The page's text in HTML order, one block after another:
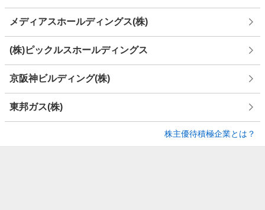
メディアスホールディングス(株)
(株)ピックルスホールディングス
京阪神ビルディング(株)
東邦ガス(株)
株主優待積極企業とは？